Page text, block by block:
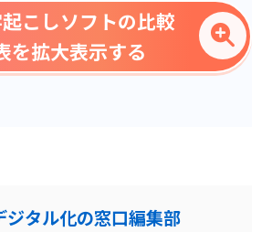
こしソフトの比較
を拡大表示する
ジタル化の窓口編集部